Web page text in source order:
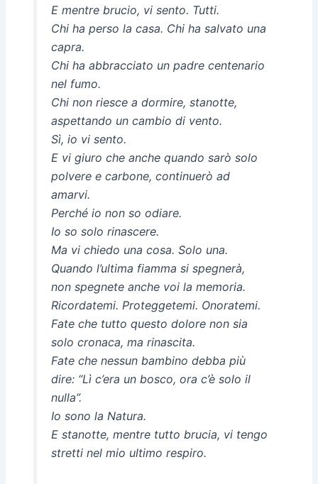
E mentre brucio, vi sento. Tutti.
Chi ha perso la casa. Chi ha salvato una
capra.
Chi ha abbracciato un padre centenario
nel fumo.
Chi non riesce a dormire, stanotte,
aspettando un cambio di vento.
Sì, io vi sento.
E vi giuro che anche quando sarò solo
polvere e carbone, continuerò ad
amarvi.
Perché io non so odiare.
Io so solo rinascere.
Ma vi chiedo una cosa. Solo una.
Quando l’ultima fiamma si spegnerà,
non spegnete anche voi la memoria.
Ricordatemi. Proteggetemi. Onoratemi.
Fate che tutto questo dolore non sia
solo cronaca, ma rinascita.
Fate che nessun bambino debba più
dire: “Lì c’era un bosco, ora c’è solo il
nulla”.
Io sono la Natura.
E stanotte, mentre tutto brucia, vi tengo
stretti nel mio ultimo respiro.